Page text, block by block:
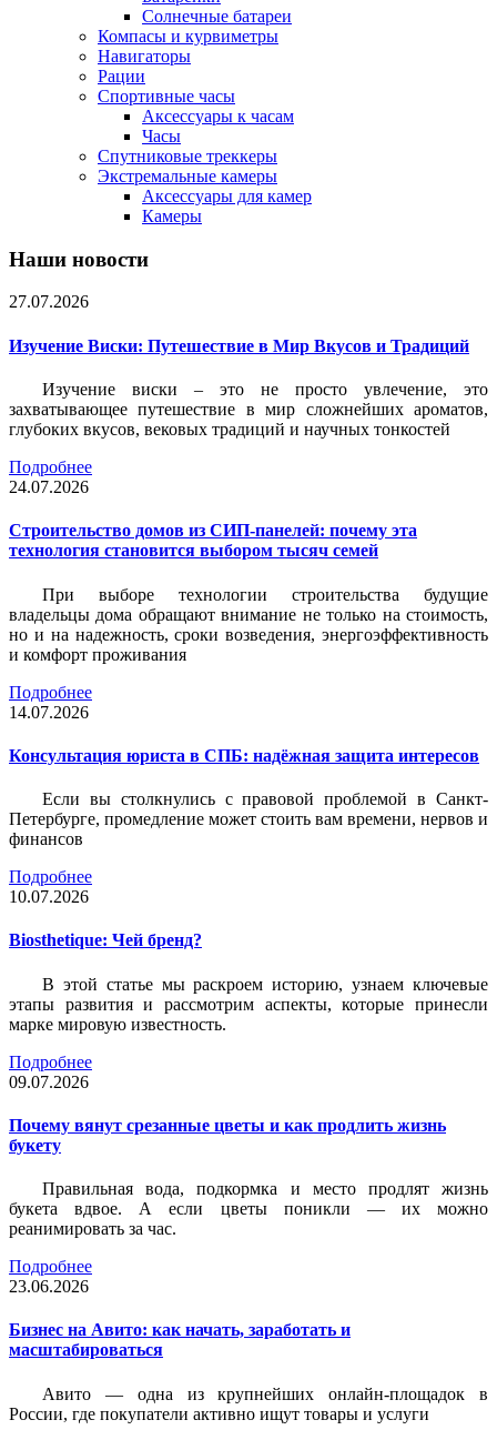
Солнечные батареи
Компасы и курвиметры
Навигаторы
Рации
Спортивные часы
Аксессуары к часам
Часы
Спутниковые треккеры
Экстремальные камеры
Аксессуары для камер
Камеры
Наши новости
27.07.2026
Изучение Виски: Путешествие в Мир Вкусов и Традиций
Изучение виски – это не просто увлечение, это
захватывающее путешествие в мир сложнейших ароматов,
глубоких вкусов, вековых традиций и научных тонкостей
Подробнее
24.07.2026
Строительство домов из СИП-панелей: почему эта
технология становится выбором тысяч семей
При выборе технологии строительства будущие
владельцы дома обращают внимание не только на стоимость,
но и на надежность, сроки возведения, энергоэффективность
и комфорт проживания
Подробнее
14.07.2026
Консультация юриста в СПБ: надёжная защита интересов
Если вы столкнулись с правовой проблемой в Санкт-
Петербурге, промедление может стоить вам времени, нервов и
финансов
Подробнее
10.07.2026
Biosthetique: Чей бренд?
В этой статье мы раскроем историю, узнаем ключевые
этапы развития и рассмотрим аспекты, которые принесли
марке мировую известность.
Подробнее
09.07.2026
Почему вянут срезанные цветы и как продлить жизнь
букету
Правильная вода, подкормка и место продлят жизнь
букета вдвое. А если цветы поникли — их можно
реанимировать за час.
Подробнее
23.06.2026
Бизнес на Авито: как начать, заработать и
масштабироваться
Авито — одна из крупнейших онлайн-площадок в
России, где покупатели активно ищут товары и услуги